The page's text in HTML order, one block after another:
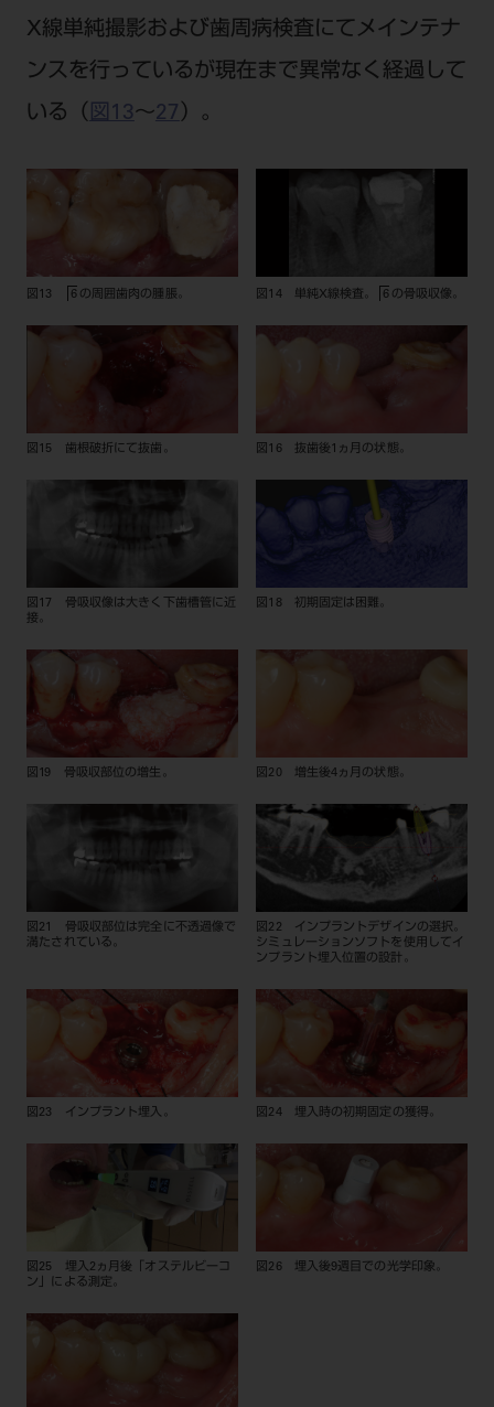
X線単純撮影および歯周病検査にてメインテナ
ンスを行っているが現在まで異常なく経過して
いる（ 図13～27 ）。
図13 6 の周囲歯肉の腫脹。 図14 単純X線検査。 6 の骨吸収像。
図15 歯根破折にて抜歯。 図16 抜歯後1ヵ月の状態。
図17 骨吸収像は大きく下歯槽管に近
接。
図18 初期固定は困難。
図19 骨吸収部位の増生。 図20 増生後4ヵ月の状態。
図21 骨吸収部位は完全に不透過像で
満たされている。
図22 インプラントデザインの選択。
シミュレーションソフトを使用してイ
ンプラント埋入位置の設計。
図23 インプラント埋入。 図24 埋入時の初期固定の獲得。
図25 埋入2ヵ月後「オステルビーコ
ン」による測定。
図26 埋入後9週目での光学印象。